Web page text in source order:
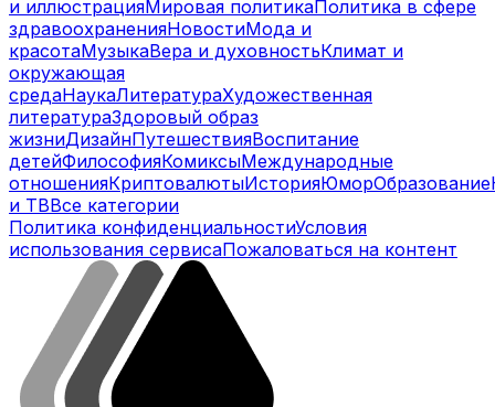
и иллюстрацияМировая политикаПолитика в сфере
здравоохраненияНовостиМода и
красотаМузыкаВера и духовностьКлимат и
окружающая
средаНаукаЛитератураХудожественная
литератураЗдоровый образ
жизниДизайнПутешествияВоспитание
детейФилософияКомиксыМеждународные
отношенияКриптовалютыИсторияЮморОбразование
и ТВВсе категории
Политика конфиденциальностиУсловия
использования сервисаПожаловаться на контент